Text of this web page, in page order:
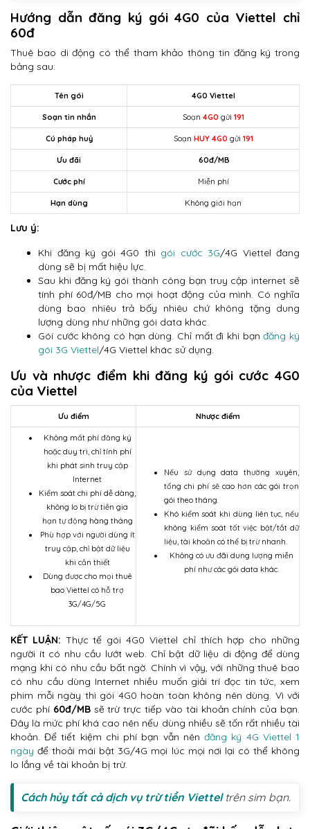
Hướng dẫn đăng ký gói 4G0 của Viettel chỉ
60đ
Thuê bao di động có thể tham khảo thông tin đăng ký trong
bảng sau:
Tên gói 4G0 Viettel
Soạn tin nhắn Soạn 4G0 gửi 191
Cú pháp huỷ Soạn HUY 4G0 gửi 191
Ưu đãi 60đ/MB
Cước phí Miễn phí
Hạn dùng Không giới hạn
Lưu ý:
Khi đăng ký gói 4G0 thì gói cước 3G/4G Viettel đang
dùng sẽ bị mất hiệu lực.
Sau khi đăng ký gói thành công bạn truy cập internet sẽ
tính phí 60đ/MB cho mọi hoạt động của mình. Có nghĩa
dùng bao nhiêu trả bấy nhiêu chứ không tặng dung
lượng dùng như những gói data khác.
Gói cước không có hạn dùng. Chỉ mất đi khi bạnđăng ký
gói 3G Viettel/4G Viettel khác sử dụng.
Ưu và nhược điểm khi đăng ký gói cước 4G0
của Viettel
Ưu điểm Nhược điểm
Không mất phí đăng ký
hoặc duy trì, chỉ tính phí
khi phát sinh truy cập
Internet
Kiểm soát chi phí dễ dàng,
không lo bị trừ tiền gia
hạn tự động hàng tháng
Phù hợp với người dùng ít
truy cập, chỉ bật dữ liệu
khi cần thiết
Dùng được cho mọi thuê
bao Viettel có hỗ trợ
3G/4G/5G
Nếu sử dụng data thường xuyên,
tổng chi phí sẽ cao hơn các gói trọn
gói theo tháng.
Khó kiểm soát khi dùng liên tục, nếu
không kiểm soát tốt việc bật/tắt dữ
liệu, tài khoản có thể bị trừ nhanh.
Không có ưu đãi dung lượng miễn
phí như các gói data khác.
KẾT LUẬN: Thực tế gói 4G0 Viettel chỉ thích hợp cho những
người ít có nhu cầu lướt web. Chỉ bật dữ liệu di động để dùng
mạng khi có nhu cầu bất ngờ. Chính vì vậy, với những thuê bao
có nhu cầu dùng Internet nhiều muốn giải trí đọc tin tức, xem
phim mỗi ngày thì gói 4G0 hoàn toàn không nên dùng. Vì với
cước phí 60đ/MBsẽ trừ trực tiếp vào tài khoản chính của bạn.
Đây là mức phí khá cao nên nếu dùng nhiều sẽ tốn rất nhiều tài
khoản. Để tiết kiệm chi phí bạn vẫn nênđăng ký 4G Viettel 1
ngày để thoải mái bật 3G/4G mọi lúc mọi nơi lại có thể không
lo lắng về tài khoản bị trừ.
Cách hủy tất cả dịch vụ trừ tiền Vietteltrên sim bạn.